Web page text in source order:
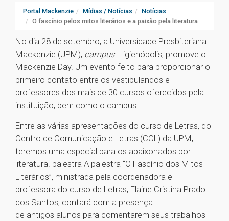
Portal Mackenzie Mídias / Notícias
Notícias
O fascínio pelos mitos literários e a paixão pela literatura
No dia 28 de setembro, a Universidade Presbiteriana
Mackenzie (UPM), campus Higienópolis, promove o
Mackenzie Day. Um evento feito para proporcionar o
primeiro contato entre os vestibulandos e
professores dos mais de 30 cursos oferecidos pela
instituição, bem como o campus.
Entre as várias apresentações do curso de Letras, do
Centro de Comunicação e Letras (CCL) da UPM,
teremos uma especial para os apaixonados por
literatura. palestra A palestra “O Fascínio dos Mitos
Literários”, ministrada pela coordenadora e
professora do curso de Letras, Elaine Cristina Prado
dos Santos, contará com a presença
de antigos alunos para comentarem seus trabalhos